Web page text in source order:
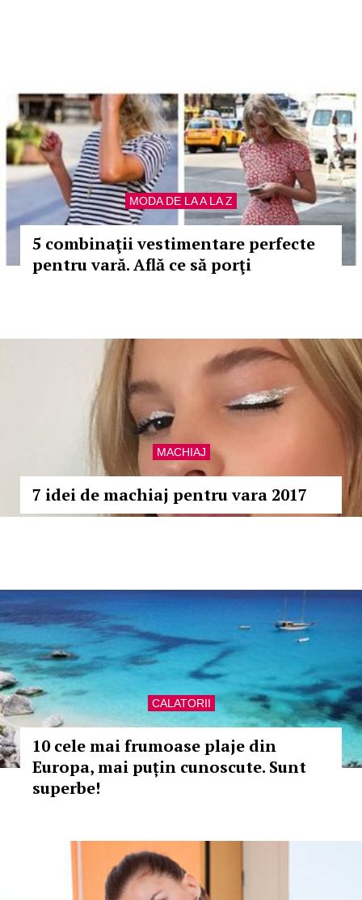
MODA DE LA A LA Z
5 combinaţii vestimentare perfecte
pentru vară. Află ce să porţi
MACHIAJ
7 idei de machiaj pentru vara 2017
CALATORII
10 cele mai frumoase plaje din
Europa, mai puțin cunoscute. Sunt
superbe!